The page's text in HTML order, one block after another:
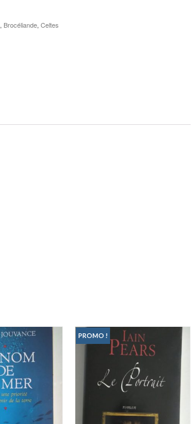
, Brocéliande, Celtes
PROMO !